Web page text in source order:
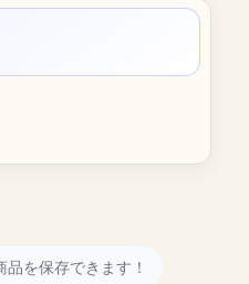
を保存できます！